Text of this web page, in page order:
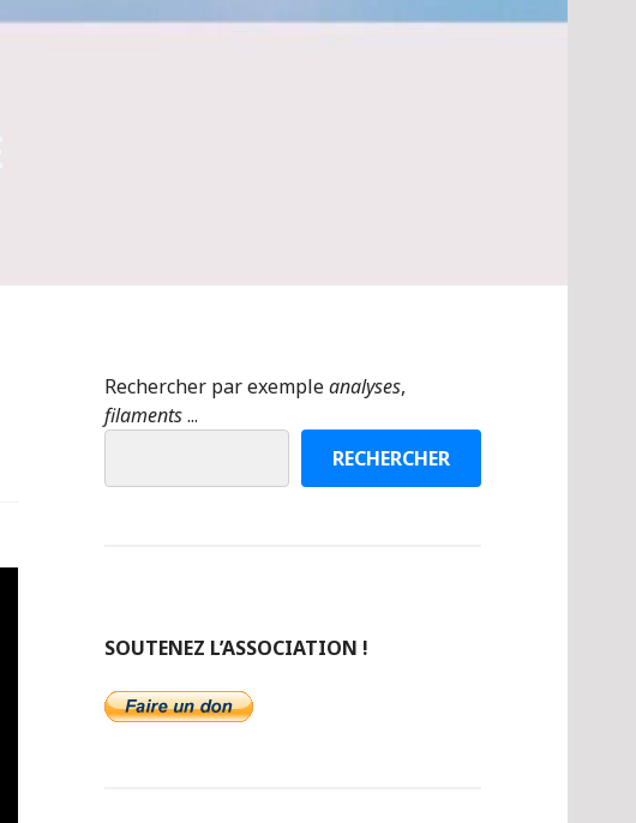
Rechercher par exempleanalyses,
filaments...
RECHERCHER
SOUTENEZ L’ASSOCIATION !